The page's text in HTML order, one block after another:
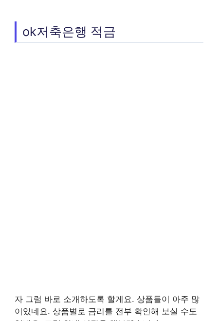
ok저축은행 적금
자 그럼 바로 소개하도록 할게요. 상품들이 아주 많
이있네요. 상품별로 금리를 전부 확인해 보실 수도